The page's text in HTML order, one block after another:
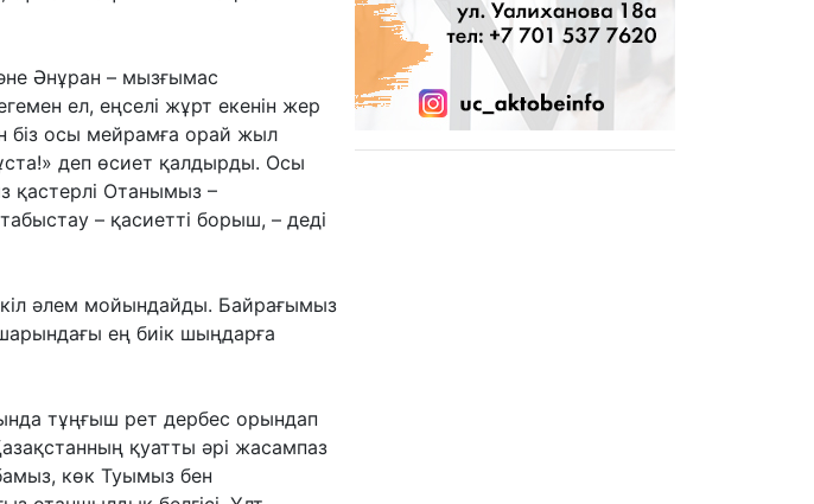
Әнұран – мызғымас
ел, еңселі жұрт екенін жер
біз осы мейрамға орай жыл
деп өсиет қалдырды. Осы
қастерлі Отанымыз –
– қасиетті борыш, – деді
әлем мойындайды. Байрағымыз
ең биік шыңдарға
тұңғыш рет дербес орындап
қуатты әрі жасампаз
көк Туымыз бен